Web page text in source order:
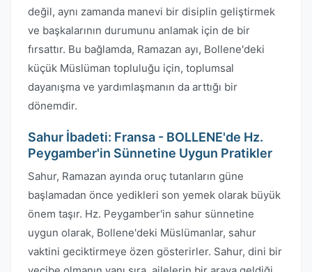
değil, aynı zamanda manevi bir disiplin geliştirmek
ve başkalarının durumunu anlamak için de bir
fırsattır. Bu bağlamda, Ramazan ayı, Bollene'deki
küçük Müslüman topluluğu için, toplumsal
dayanışma ve yardımlaşmanın da arttığı bir
dönemdir.
Sahur İbadeti: Fransa - BOLLENE'de Hz.
Peygamber'in Sünnetine Uygun Pratikler
Sahur, Ramazan ayında oruç tutanların güne
başlamadan önce yedikleri son yemek olarak büyük
önem taşır. Hz. Peygamber'in sahur sünnetine
uygun olarak, Bollene'deki Müslümanlar, sahur
vaktini geciktirmeye özen gösterirler. Sahur, dini bir